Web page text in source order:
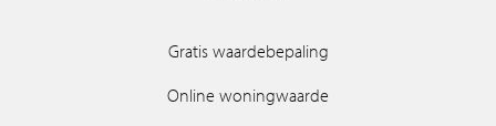
Gratis waardebepaling
Online woningwaarde